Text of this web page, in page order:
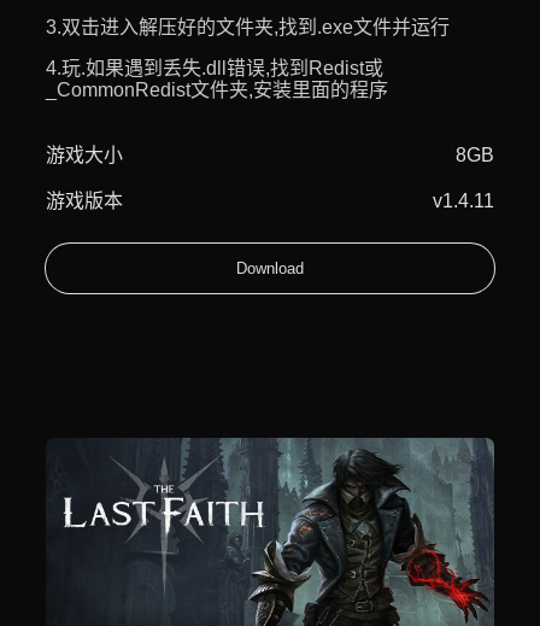
3.双击进入解压好的文件夹,找到.exe文件并运行
4.玩.如果遇到丢失.dll错误,找到Redist或
_CommonRedist文件夹,安装里面的程序
游戏大小 8GB
游戏版本 v1.4.11
Download